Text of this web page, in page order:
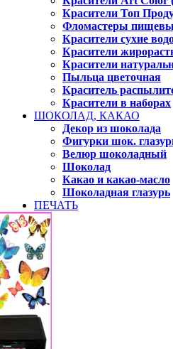
Красители Топ
Фломастеры
Красители сухие
Красители
Красители
Пыльца цветочная
Краситель
Красители в наборах
ШОКОЛАД, КАКАО
Декор из шоколада
Фигурки шок.
Велюр шоколадный
Шоколад
Какао и какао-масло
Шоколадная глазурь
ПЕЧАТЬ